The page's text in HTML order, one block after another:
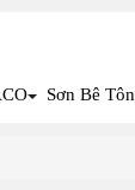
Sơn Bê